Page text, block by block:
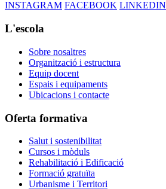
INSTAGRAM FACEBOOK LINKEDIN
L'escola
Sobre nosaltres
Organització i estructura
Equip docent
Espais i equipaments
Ubicacions i contacte
Oferta formativa
Salut i sostenibilitat
Cursos i mòduls
Rehabilitació i Edificació
Formació gratuïta
Urbanisme i Territori